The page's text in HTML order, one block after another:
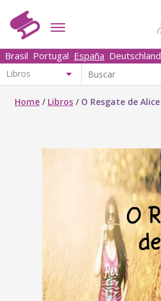
Brasil Portugal España Deutschland
Home / Libros / O Resgate de Alice